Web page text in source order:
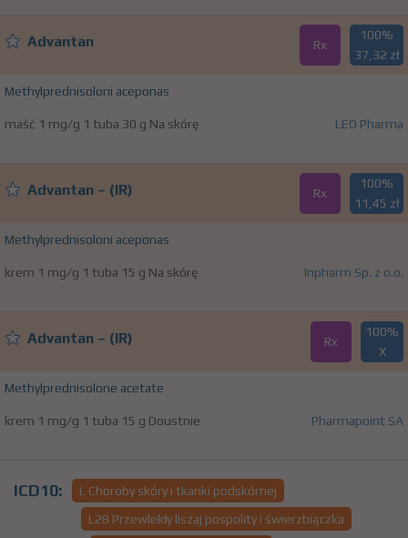
Advantan Rx
100%
37,32 zł
Methylprednisoloni aceponas
maść 1 mg/g 1 tuba 30 g Na skórę LEO Pharma
Advantan – (IR) Rx
100%
11,45 zł
Methylprednisoloni aceponas
krem 1 mg/g 1 tuba 15 g Na skórę Inpharm Sp. z o.o.
Advantan – (IR) Rx
100%
X
Methylprednisolone acetate
krem 1 mg/g 1 tuba 15 g Doustnie Pharmapoint SA
ICD10:
L Choroby skóry i tkanki podskórnej
L28 Przewlekły liszaj pospolity i świerzbiączka